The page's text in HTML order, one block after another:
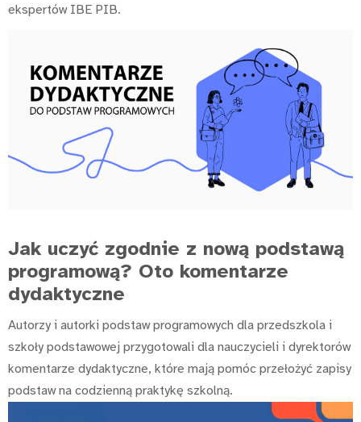
ekspertów IBE PIB.
Jak uczyć zgodnie z nową podstawą
programową? Oto komentarze
dydaktyczne
Autorzy i autorki podstaw programowych dla przedszkola i
szkoły podstawowej przygotowali dla nauczycieli i dyrektorów
komentarze dydaktyczne, które mają pomóc przełożyć zapisy
podstaw na codzienną praktykę szkolną.